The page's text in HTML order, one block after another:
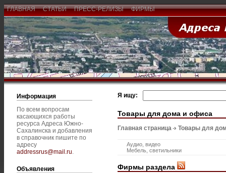
ГЛАВНАЯ СТАТЬИ ПРЕСС-РЕЛИЗЫ ФИРМЫ
Информация
По всем вопросам
касающихся работы
ресурса Адреса Южно-
Сахалинска и добавления
в справочник пишите по
адресу
addressrus@mail.ru.
Объявления
Я ищу:
Товары для дома и офиса
Главная страница Товары для
Аудио, видео
Мебель, светильники
Фирмы раздела